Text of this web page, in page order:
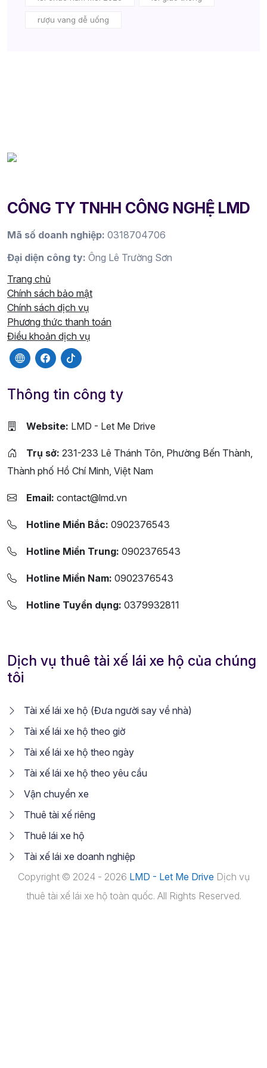
rượu vang dễ uống
CÔNG TY TNHH CÔNG NGHỆ LMD
Mã số doanh nghiệp: 0318704706
Đại diện công ty: Ông Lê Trường Sơn
Trang chủ
Chính sách bảo mật
Chính sách dịch vụ
Phương thức thanh toán
Điều khoản dịch vụ
Thông tin công ty
Website: LMD - Let Me Drive
Trụ sở: 231-233 Lê Thánh Tôn, Phường Bến Thành,
Thành phố Hồ Chí Minh, Việt Nam
Email: contact@lmd.vn
Hotline Miền Bắc: 0902376543
Hotline Miền Trung: 0902376543
Hotline Miền Nam: 0902376543
Hotline Tuyển dụng: 0379932811
Dịch vụ thuê tài xế lái xe hộ của chúng
tôi
Tài xế lái xe hộ (Đưa người say về nhà)
Tài xế lái xe hộ theo giờ
Tài xế lái xe hộ theo ngày
Tài xế lái xe hộ theo yêu cầu
Vận chuyển xe
Thuê tài xế riêng
Thuê lái xe hộ
Tài xế lái xe doanh nghiệp
Copyright © 2024 - 2026 LMD - Let Me Drive Dịch vụ
thuê tài xế lái xe hộ toàn quốc. All Rights Reserved.